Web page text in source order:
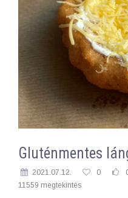
Gluténmentes
2021.07.12. 0
11559 megtekintés